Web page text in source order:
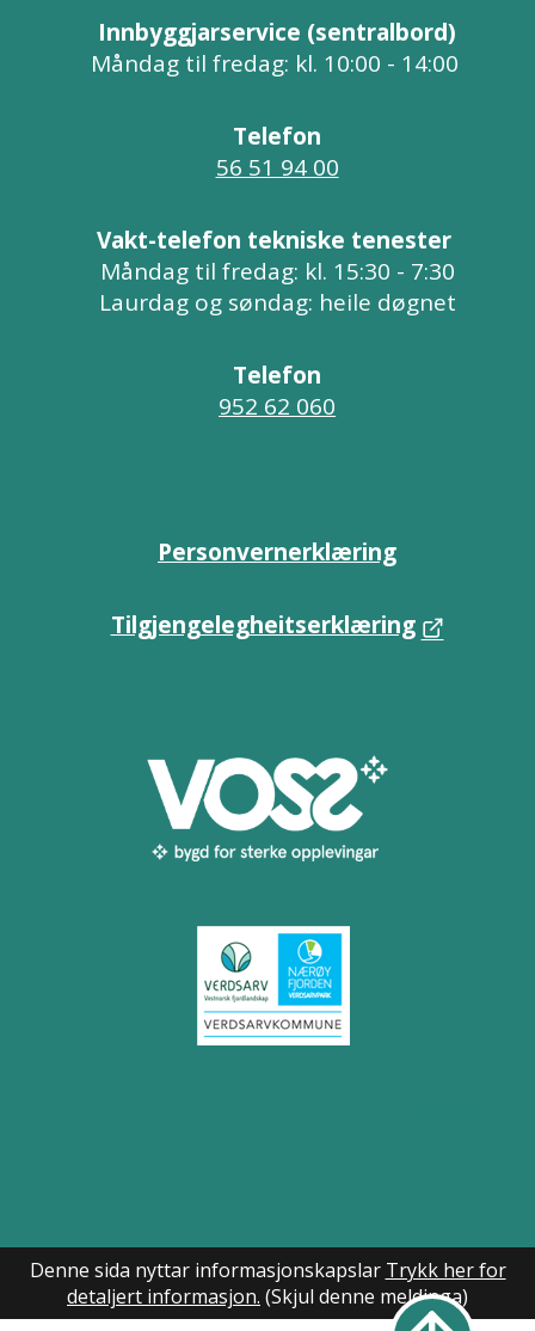
Innbyggjarservice (sentralbord)
Måndag til fredag: kl. 10:00 - 14:00
Telefon
56 51 94 00
Vakt-telefon tekniske tenester
Måndag til fredag: kl. 15:30 - 7:30
Laurdag og søndag: heile døgnet
Telefon
952 62 060
Personvernerklæring
Tilgjengelegheitserklæring
Denne sida nyttar informasjonskapslar Trykk her for
detaljert informasjon. (Skjul denne meldinga)